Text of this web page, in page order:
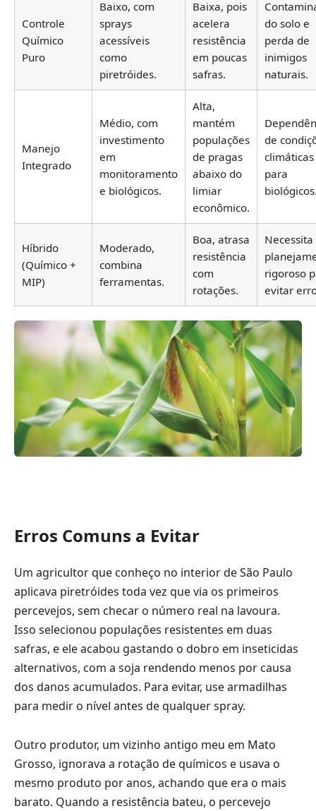
Controle
Químico
Puro
Baixo, com
sprays
acessíveis
como
piretróides.
Baixa, pois
acelera
resistência
em poucas
safras.
do solo e
perda de
inimigos
naturais.
Manejo
Integrado
Médio, com
investimento
em
monitoramento
e biológicos.
Alta,
mantém
populações
de pragas
abaixo do
limiar
econômico.
de
climáticas
para
Híbrido
(Químico +
MIP)
Moderado,
combina
ferramentas.
Boa, atrasa
resistência
com
rotações.
Necessita
rigoroso
evitar
Erros Comuns a Evitar
Um agricultor que conheço no interior de São Paulo
aplicava piretróides toda vez que via os primeiros
percevejos, sem checar o número real na lavoura.
Isso selecionou populações resistentes em duas
safras, e ele acabou gastando o dobro em inseticidas
alternativos, com a soja rendendo menos por causa
dos danos acumulados. Para evitar, use armadilhas
para medir o nível antes de qualquer spray.
Outro produtor, um vizinho antigo meu em Mato
Grosso, ignorava a rotação de químicos e usava o
mesmo produto por anos, achando que era o mais
barato. Quando a resistência bateu, o percevejo